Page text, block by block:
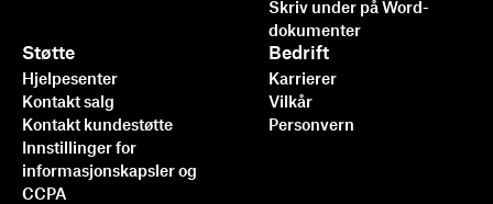
Skriv under på Word-
dokumenter
Støtte
Hjelpesenter
Kontakt salg
Kontakt kundestøtte
Innstillinger for
informasjonskapsler og
CCPA
Bedrift
Karrierer
Vilkår
Personvern